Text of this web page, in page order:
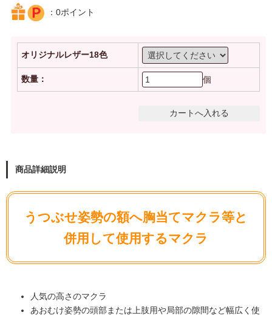
：0ポイント
オリジナルレザー18色
数量： 個
商品詳細説明
うつぶせ姿勢の額へ胸当てマクラ等と
併用して使用するマクラ
人気の高さのマクラ
あおむけ姿勢の頭部または上肢用や局部の隙間など幅広く使